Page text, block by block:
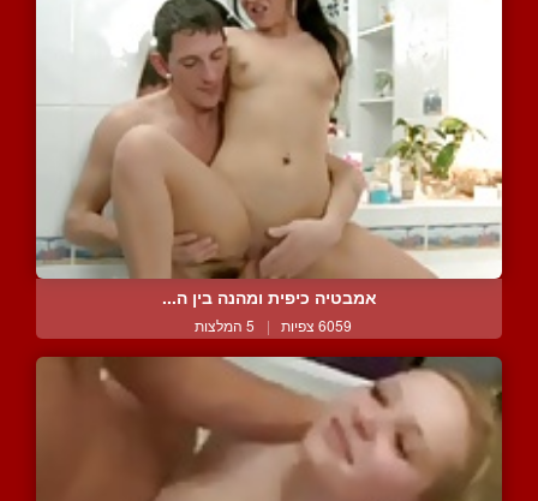
אמבטיה כיפית ומהנה בין ה...
6059 צפיות | 5 המלצות